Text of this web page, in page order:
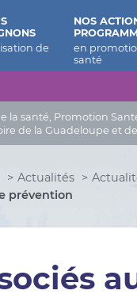
la santé, Promotion
de la Guadeloupe et
NOS
Actualités
prévention